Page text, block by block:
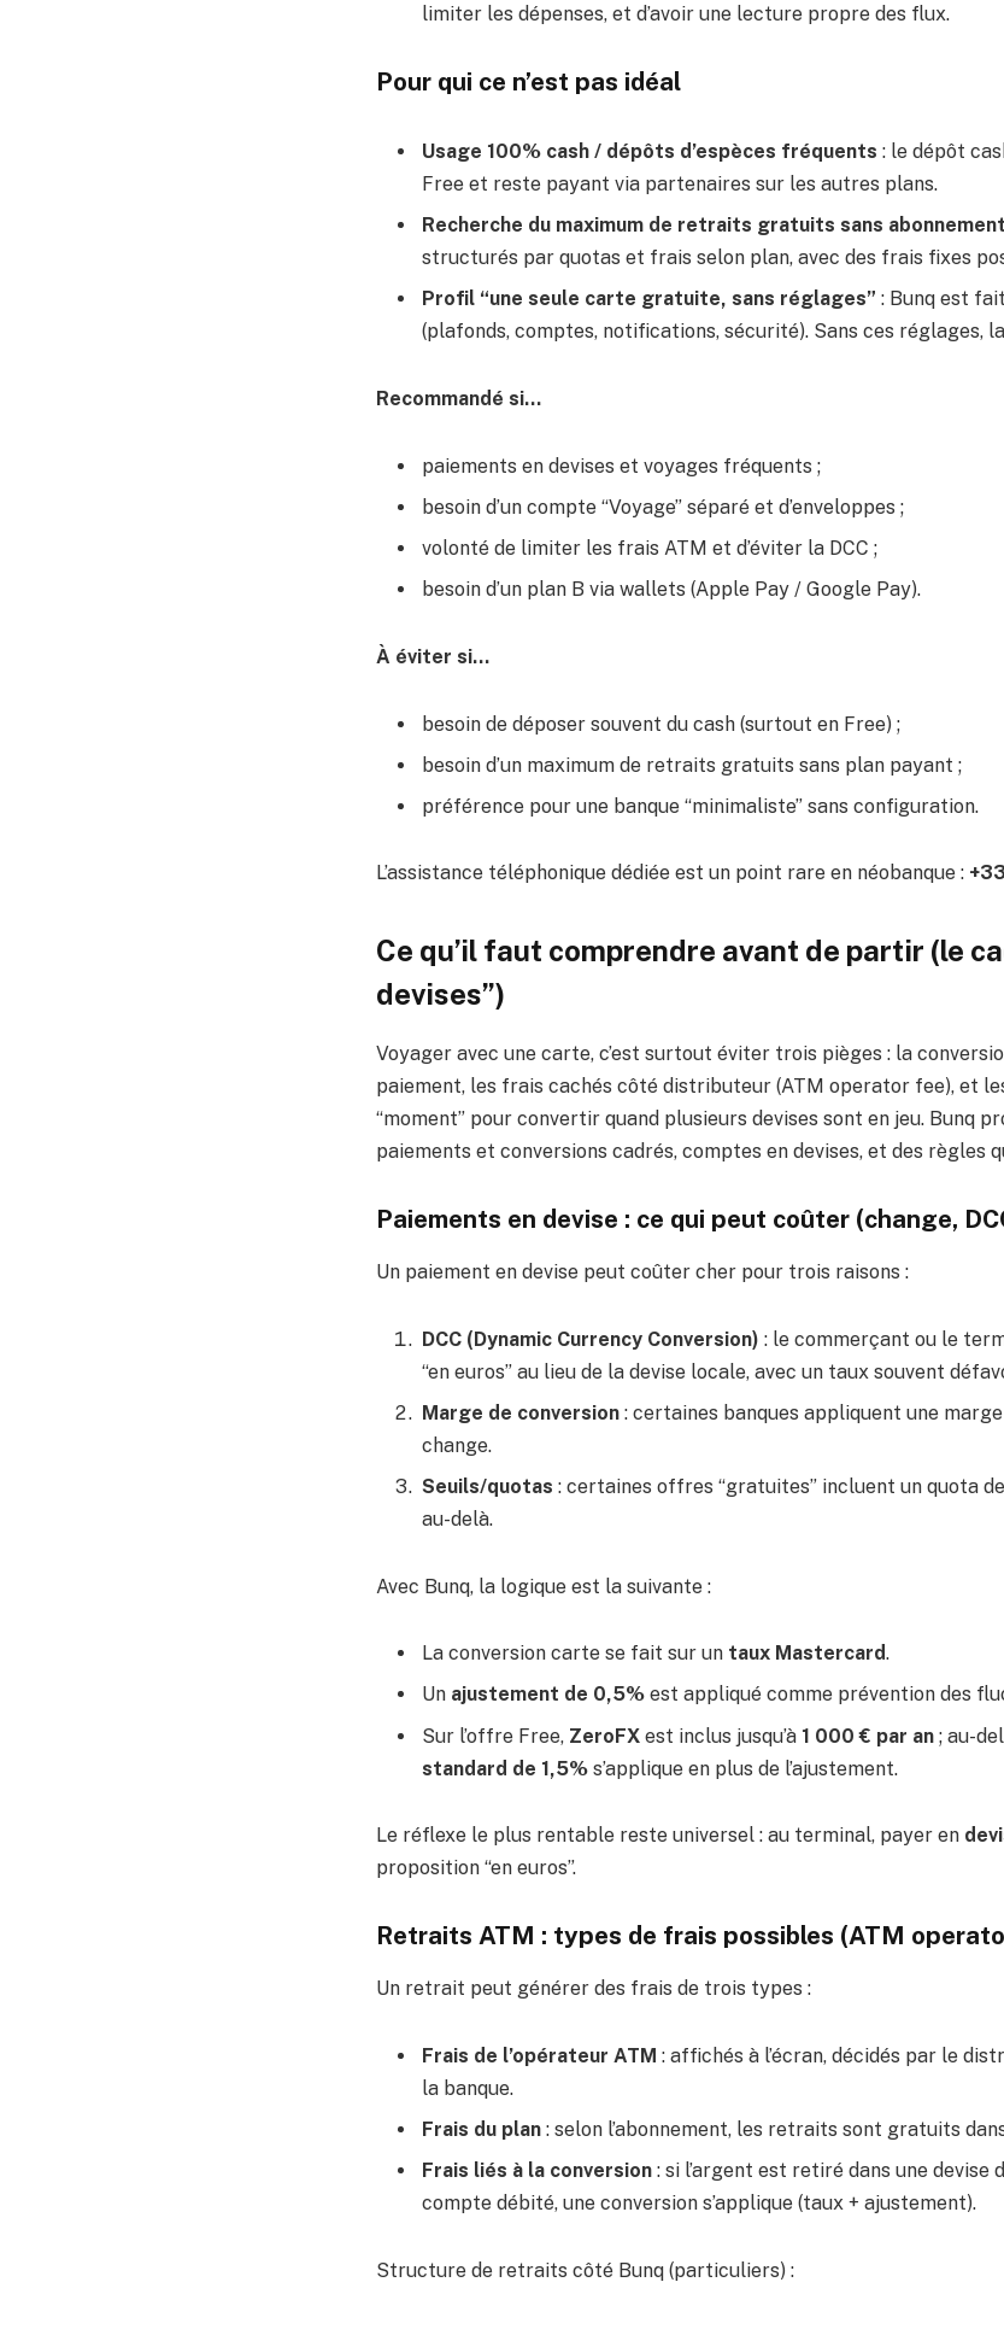
limiter les dépenses, et d’avoir une lecture propre des flux.
Pour qui ce n’est pas idéal
Usage 100% cash / dépôts d’espèces fréquents : le dépôt
Free et reste payant via partenaires sur les autres plans.
Recherche du maximum de retraits gratuits sans abonnement
structurés par quotas et frais selon plan, avec des frais fixes
Profil “une seule carte gratuite, sans réglages” : Bunq est
(plafonds, comptes, notifications, sécurité). Sans ces réglages,
Recommandé si…
paiements en devises et voyages fréquents ;
besoin d’un compte “Voyage” séparé et d’enveloppes ;
volonté de limiter les frais ATM et d’éviter la DCC ;
besoin d’un plan B via wallets (Apple Pay / Google Pay).
À éviter si…
besoin de déposer souvent du cash (surtout en Free) ;
besoin d’un maximum de retraits gratuits sans plan payant ;
préférence pour une banque “minimaliste” sans configuration.
L’assistance téléphonique dédiée est un point rare en néobanque :
Ce qu’il faut comprendre avant de partir (le
devises”)
Voyager avec une carte, c’est surtout éviter trois pièges : la
paiement, les frais cachés côté distributeur (ATM operator fee), et
“moment” pour convertir quand plusieurs devises sont en jeu. Bunq
paiements et conversions cadrés, comptes en devises, et des règles
Paiements en devise : ce qui peut coûter (change,
Un paiement en devise peut coûter cher pour trois raisons :
DCC (Dynamic Currency Conversion) : le commerçant ou le
“en euros” au lieu de la devise locale, avec un taux souvent
Marge de conversion : certaines banques appliquent une
change.
Seuils/quotas : certaines offres “gratuites” incluent un quota
au-delà.
Avec Bunq, la logique est la suivante :
La conversion carte se fait sur un taux Mastercard.
Un ajustement de 0,5% est appliqué comme prévention des
Sur l’offre Free, ZeroFX est inclus jusqu’à 1 000 € par an ; au-
standard de 1,5% s’applique en plus de l’ajustement.
Le réflexe le plus rentable reste universel : au terminal, payer en
proposition “en euros”.
Retraits ATM : types de frais possibles (ATM
Un retrait peut générer des frais de trois types :
Frais de l’opérateur ATM : affichés à l’écran, décidés par le
la banque.
Frais du plan : selon l’abonnement, les retraits sont gratuits
Frais liés à la conversion : si l’argent est retiré dans une
compte débité, une conversion s’applique (taux + ajustement).
Structure de retraits côté Bunq (particuliers) :